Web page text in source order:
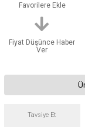
Favorilere Ekle
Fiyat Düşünce Haber
Ver
Tavsiye Et